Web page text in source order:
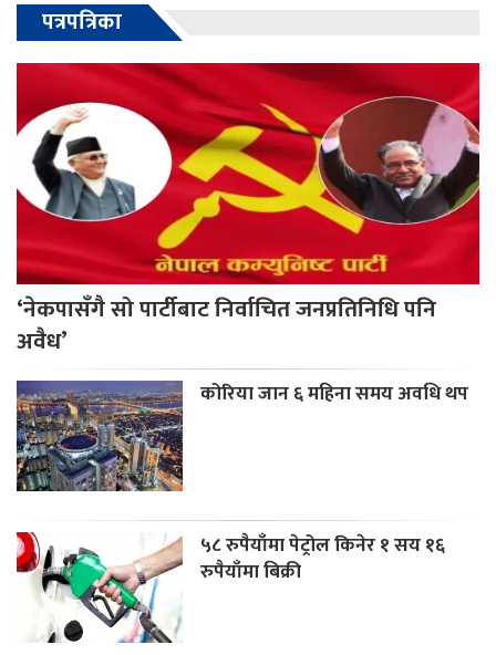
पत्रपत्रिका
‘नेकपासँगै सो पार्टीबाट निर्वाचित जनप्रतिनिधि पनि
अवैध’
कोरिया जान ६ महिना समय अवधि थप
५८ रुपैयाँमा पेट्रोल किनेर १ सय १६
रुपैयाँमा बिक्री